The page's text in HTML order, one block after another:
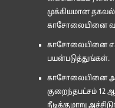
முக்கியமான
காசோலையினை
காசோலையினை
பயன்படுத்துங்கள்.
காசோலையினை
குறைந்தபட்சம் 12
நீடிக்குமாறு